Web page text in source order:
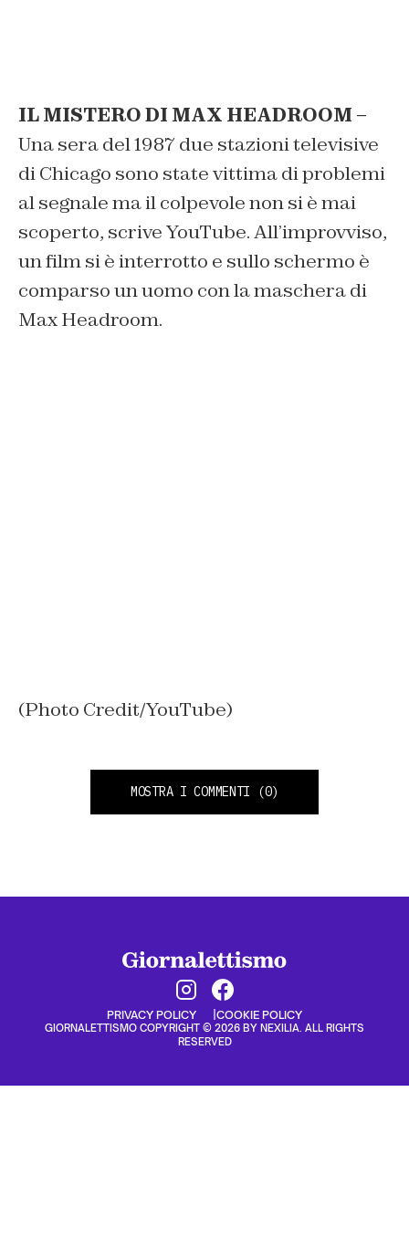
IL MISTERO DI MAX HEADROOM –
Una sera del 1987 due stazioni televisive
di Chicago sono state vittima di problemi
al segnale ma il colpevole non si è mai
scoperto, scrive YouTube. All’improvviso,
un film si è interrotto e sullo schermo è
comparso un uomo con la maschera di
Max Headroom.
(Photo Credit/YouTube)
MOSTRA I COMMENTI (0)
PRIVACY POLICY COOKIE POLICY
GIORNALETTISMO COPYRIGHT © 2026 BY NEXILIA. ALL RIGHTS
RESERVED